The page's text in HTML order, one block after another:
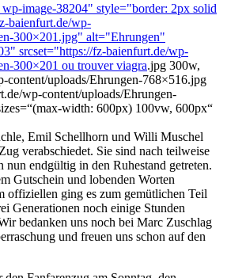
image-38204" style="border: 2px solid
baienfurt.de/wp-
300×201.jpg" alt="Ehrungen"
srcset="https://fz-baienfurt.de/wp-
300×201 ou trouver viagra.jpg 300w,
content/uploads/Ehrungen-768×516.jpg
wp-content/uploads/Ehrungen-
width: 600px) 100vw, 600px“
Emil Schellhorn und Willi Muschel
verabschiedet. Sie sind nach teilweise
nun endgültig in den Ruhestand getreten.
Gutschein und lobenden Worten
offiziellen ging es zum gemütlichen Teil
Generationen noch einige Stunden
bedanken uns noch bei Marc Zuschlag
und freuen uns schon auf den